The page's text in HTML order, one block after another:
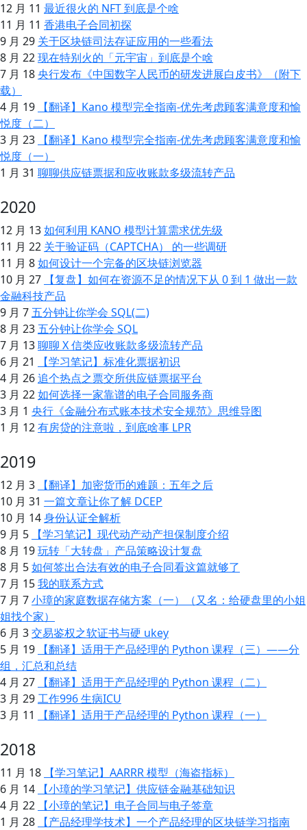
12 月 11 最近很火的 NFT 到底是个啥
11 月 11 香港电子合同初探
9 月 29 关于区块链司法存证应用的一些看法
8 月 22现在特别火的「元宇宙」到底是个啥
7 月 18央行发布《中国数字人民币的研发进展白皮书》（附下
载）
4 月 19
【翻译】Kano 模型完全指南-优先考虑顾客满意度和愉
悦度（二）
3 月 23
【翻译】Kano 模型完全指南-优先考虑顾客满意度和愉
悦度（一）
1 月 31 聊聊供应链票据和应收账款多级流转产品
2020
12 月 13如何利用 KANO 模型计算需求优先级
11 月 22 关于验证码（CAPTCHA） 的一些调研
11 月 8如何设计一个完备的区块链浏览器
10 月 27
【复盘】如何在资源不足的情况下从 0 到 1 做出一款
金融科技产品
9 月 7五分钟让你学会 SQL(二)
8 月 23五分钟让你学会 SQL
7 月 13聊聊 X 信类应收账款多级流转产品
6 月 21
【学习笔记】标准化票据初识
4 月 26追个热点之票交所供应链票据平台
3 月 22如何选择一家靠谱的电子合同服务商
3 月 1 央行《金融分布式账本技术安全规范》思维导图
1 月 12有房贷的注意啦，到底啥事 LPR
2019
12 月 3
【翻译】加密货币的难题：五年之后
10 月 31 一篇文章让你了解 DCEP
10 月 14身份认证全解析
9 月 5
【学习笔记】现代动产动产担保制度介绍
8 月 19玩转「大转盘」产品策略设计复盘
8 月 5如何签出合法有效的电子合同看这篇就够了
7 月 15我的联系方式
7 月 7小璋的家庭数据存储方案（一）（又名：给硬盘里的小姐
姐找个家）
6 月 3交易鉴权之软证书与硬 ukey
5 月 19
【翻译】适用于产品经理的 Python 课程（三）——分
组，汇总和总结
4 月 27
【翻译】适用于产品经理的 Python 课程（二）
3 月 29工作996 生病ICU
3 月 11
【翻译】适用于产品经理的 Python 课程（一）
2018
11 月 18
【学习笔记】AARRR 模型（海盗指标）
6 月 14
【小璋的学习笔记】供应链金融基础知识
4 月 22
【小璋的笔记】电子合同与电子签章
1 月 28
【产品经理学技术】一个产品经理的区块链学习指南